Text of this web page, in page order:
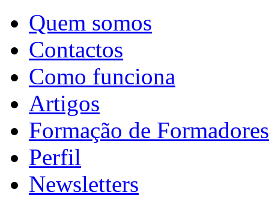
Quem somos
Contactos
Como funciona
Artigos
Formação de Formadores
Perfil
Newsletters